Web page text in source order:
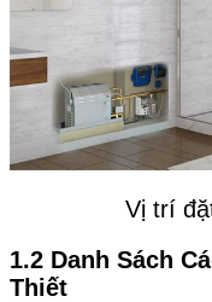
Vị trí
1.2 Danh Sách
Thiết